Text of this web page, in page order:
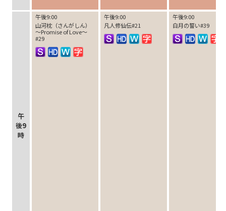
午
後9
時
午後9:00
山河枕（さんがしん）
～Promise of Love～
#29
午後9:00
凡人修仙伝#21
午後9:00
白月の誓い#39